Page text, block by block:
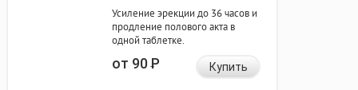
Усиление эрекции до 36 часов и
продление полового акта в
одной таблетке.
от 90Р Купить